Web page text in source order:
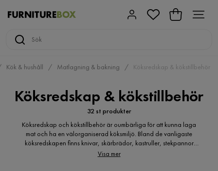
Kök & hushåll Matlagning & bakning Köksredskap & kökstillbehör
Köksredskap & kökstillbehör
32 st produkter
Köksredskap och kökstillbehör är oumbärliga för att kunna laga
mat och ha en välorganiserad köksmiljö. Bland de vanligaste
köksredskapen finns knivar, skärbrädor, kastruller, stekpannor
och slev. Det finns också en mängd olika kökstillbehör som kan
Visa mer